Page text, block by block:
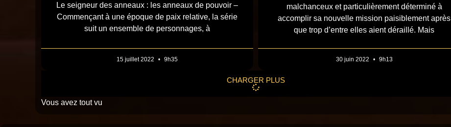
Le seigneur des anneaux : les anneaux de pouvoir –
Commençant à une époque de paix relative, la série
suit un ensemble de personnages, à
15 juillet 2022 9h35
malchanceux et particulièrement déterminé à
accomplir sa nouvelle mission paisiblement après
que trop d’entre elles aient déraillé. Mais
30 juin 2022 9h13
CHARGER PLUS
Vous avez tout vu